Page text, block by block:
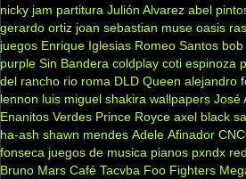
nicky jam partitura Julión Alvarez abel
gerardo ortiz joan sebastian muse oasis
juegos Enrique Iglesias Romeo Santos
purple Sin Bandera coldplay coti espinoza
del rancho rio roma DLD Queen alejandro
lennon luis miguel shakira wallpapers José
Enanitos Verdes Prince Royce axel black
ha-ash shawn mendes Adele Afinador
fonseca juegos de musica pianos pxndx
Bruno Mars Café Tacvba Foo Fighters